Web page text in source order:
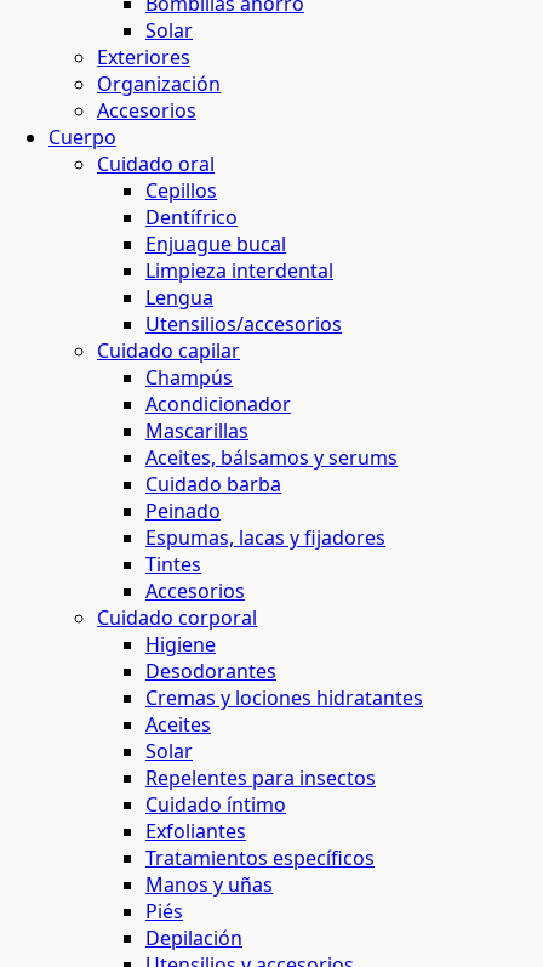
Solar
Exteriores
Organización
Accesorios
Cuerpo
Cuidado oral
Cepillos
Dentífrico
Enjuague bucal
Limpieza interdental
Lengua
Utensilios/accesorios
Cuidado capilar
Champús
Acondicionador
Mascarillas
Aceites, bálsamos y serums
Cuidado barba
Peinado
Espumas, lacas y fijadores
Tintes
Accesorios
Cuidado corporal
Higiene
Desodorantes
Cremas y lociones hidratantes
Aceites
Solar
Repelentes para insectos
Cuidado íntimo
Exfoliantes
Tratamientos específicos
Manos y uñas
Piés
Depilación